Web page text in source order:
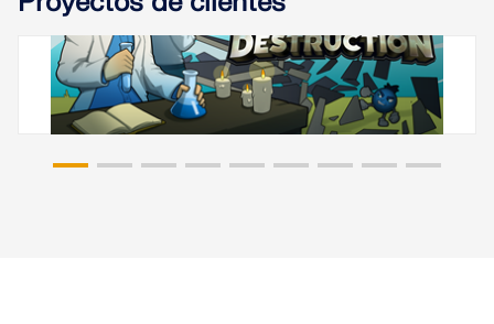
Bent on Destruction, Estados Unidos